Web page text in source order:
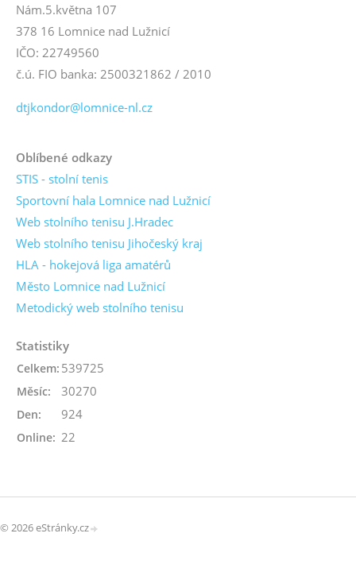
Nám.5.května 107
378 16 Lomnice nad Lužnicí
IČO: 22749560
č.ú. FIO banka: 2500321862 / 2010
dtjkondor@lomnice-nl.cz
Oblíbené odkazy
STIS - stolní tenis
Sportovní hala Lomnice nad Lužnicí
Web stolního tenisu J.Hradec
Web stolního tenisu Jihočeský kraj
HLA - hokejová liga amatérů
Město Lomnice nad Lužnicí
Metodický web stolního tenisu
Statistiky
Online: 22
Celkem: 539725
Měsíc: 30270
Den: 924
© 2026 eStránky.cz